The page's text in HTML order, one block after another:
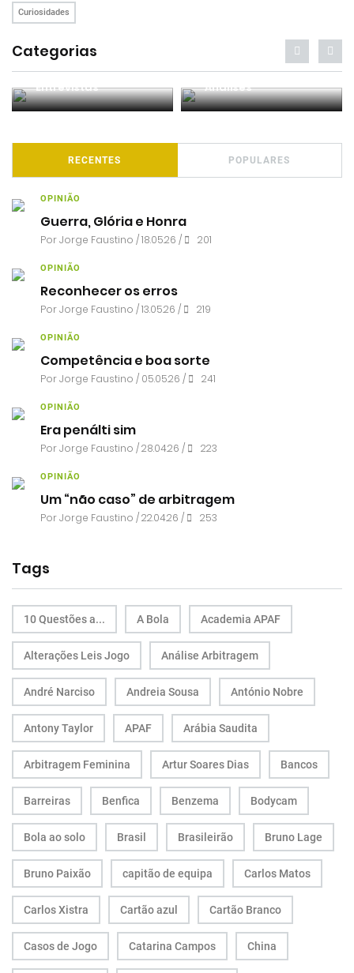
Curiosidades
Categorias
Entrevistas Análises
RECENTES POPULARES
OPINIÃO
Guerra, Glória e Honra
PorJorge Faustino / 18.05.26 / 201
OPINIÃO
Reconhecer os erros
PorJorge Faustino / 13.05.26 / 219
OPINIÃO
Competência e boa sorte
PorJorge Faustino / 05.05.26 / 241
OPINIÃO
Era penálti sim
PorJorge Faustino / 28.04.26 / 223
OPINIÃO
Um “não caso” de arbitragem
PorJorge Faustino / 22.04.26 / 253
Tags
10 Questões a... A Bola Academia APAF
Alterações Leis Jogo Análise Arbitragem
André Narciso Andreia Sousa António Nobre
Antony Taylor APAF Arábia Saudita
Arbitragem Feminina Artur Soares Dias Bancos
Barreiras Benfica Benzema Bodycam
Bola ao solo Brasil Brasileirão Bruno Lage
Bruno Paixão capitão de equipa Carlos Matos
Carlos Xistra Cartão azul Cartão Branco
Casos de Jogo Catarina Campos China